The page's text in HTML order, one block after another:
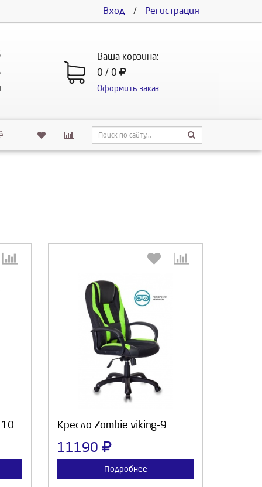
Вход / Регистрация
Ваша корзина:
0 / 0
Оформить заказ
10 Кресло Zombie viking-9
11190
Подробнее
Выберите количество:
Продолжить Отмена